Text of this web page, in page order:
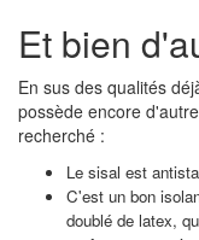
Et bien
En sus des qualités
possède encore
recherché :
Le sisal est
C'est un bon
doublé de latex,